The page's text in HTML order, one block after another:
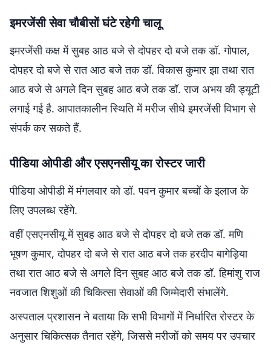
इमरजेंसी सेवा चौबीसों घंटे रहेगी चालू
इमरजेंसी कक्ष में सुबह आठ बजे से दोपहर दो बजे तक डॉ. गोपाल,
दोपहर दो बजे से रात आठ बजे तक डॉ. विकास कुमार झा तथा रात
आठ बजे से अगले दिन सुबह आठ बजे तक डॉ. राज अभय की ड्यूटी
लगाई गई है. आपातकालीन स्थिति में मरीज सीधे इमरजेंसी विभाग से
संपर्क कर सकते हैं.
पीडिया ओपीडी और एसएनसीयू का रोस्टर जारी
पीडिया ओपीडी में मंगलवार को डॉ. पवन कुमार बच्चों के इलाज के
लिए उपलब्ध रहेंगे.
वहीं एसएनसीयू में सुबह आठ बजे से दोपहर दो बजे तक डॉ. मणि
भूषण कुमार, दोपहर दो बजे से रात आठ बजे तक हरदीप बागेड़िया
तथा रात आठ बजे से अगले दिन सुबह आठ बजे तक डॉ. हिमांशु राज
नवजात शिशुओं की चिकित्सा सेवाओं की जिम्मेदारी संभालेंगे.
अस्पताल प्रशासन ने बताया कि सभी विभागों में निर्धारित रोस्टर के
अनुसार चिकित्सक तैनात रहेंगे, जिससे मरीजों को समय पर उपचार